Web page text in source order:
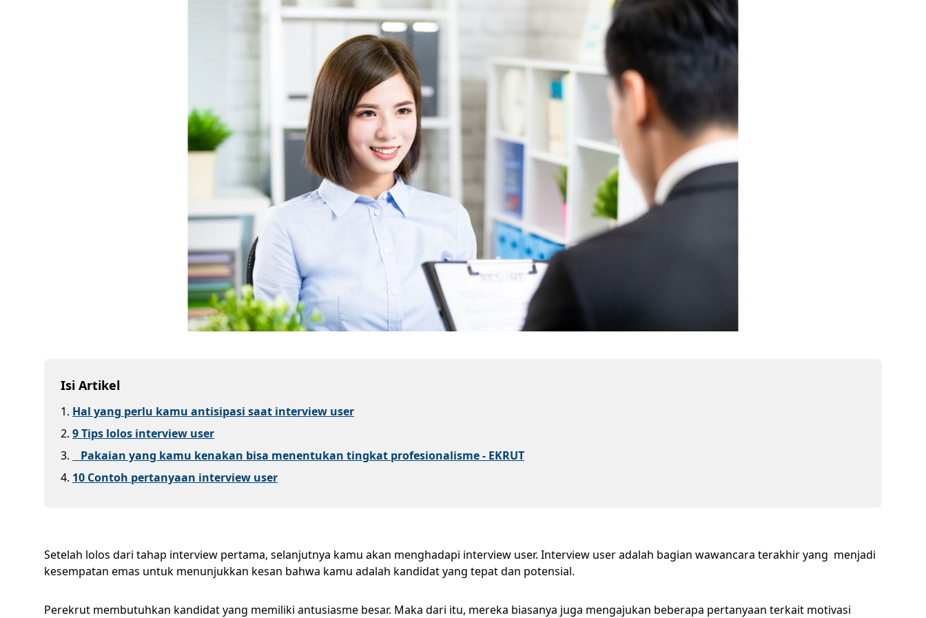
Isi Artikel
1. Hal yang perlu kamu antisipasi saat interview user
2. 9 Tips lolos interview user
3.
Pakaian yang kamu kenakan bisa menentukan tingkat profesionalisme - EKRUT
4. 10 Contoh pertanyaan interview user
Setelah lolos dari tahap interview pertama, selanjutnya kamu akan menghadapi interview user. Interview user adalah bagian wawancara terakhir yang menjadi
kesempatan emas untuk menunjukkan kesan bahwa kamu adalah kandidat yang tepat dan potensial.
Perekrut membutuhkan kandidat yang memiliki antusiasme besar. Maka dari itu, mereka biasanya juga mengajukan beberapa pertanyaan terkait motivasi